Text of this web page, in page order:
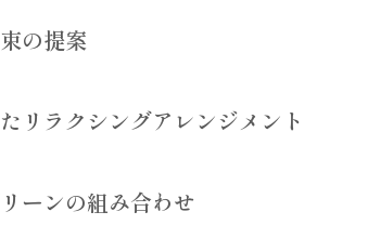
の提案
リラクシングアレンジメント
ーンの組み合わせ